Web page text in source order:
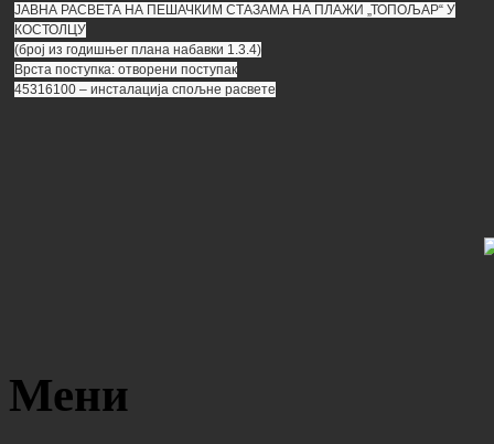
ЈАВНА РАСВЕТА НА ПЕШАЧКИМ СТАЗАМА НА ПЛАЖИ „ТОПОЉАР“ У
КОСТОЛЦУ
(број из годишњег плана набавки 1.3.4)
Врста поступка: отворени поступак
45316100 – инсталација спољне расвете
Мени